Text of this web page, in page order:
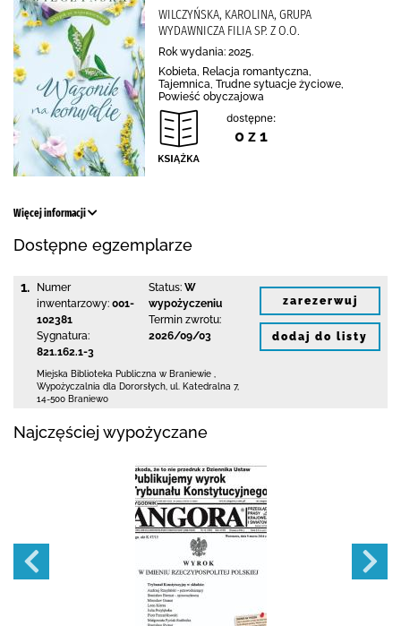
WILCZYŃSKA, KAROLINA, GRUPA
WYDAWNICZA FILIA SP. Z O.O.
Rok wydania: 2025.
Kobieta, Relacja romantyczna,
Tajemnica, Trudne sytuacje życiowe,
Powieść obyczajowa
dostępne:
0 z 1
Więcej informacji
Dostępne egzemplarze
1.
Numer
inwentarzowy: 001-
102381
Sygnatura:
821.162.1-3
Status: W
wypożyczeniu
Termin zwrotu:
2026/09/03
Miejska Biblioteka Publiczna w Braniewie
Wypożyczalnia dla Dororsłych, ul. Katedralna 7,
14-500 Braniewo
zarezerwuj
dodaj do listy
Najczęściej wypożyczane